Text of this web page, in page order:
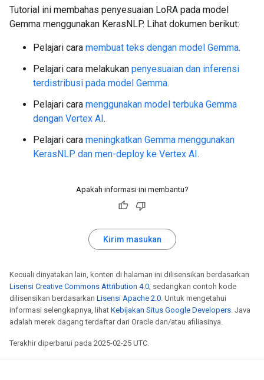
Tutorial ini membahas penyesuaian LoRA pada model
Gemma menggunakan KerasNLP. Lihat dokumen berikut:
Pelajari cara membuat teks dengan model Gemma.
Pelajari cara melakukan penyesuaian dan inferensi
terdistribusi pada model Gemma.
Pelajari cara menggunakan model terbuka Gemma
dengan Vertex AI.
Pelajari cara meningkatkan Gemma menggunakan
KerasNLP dan men-deploy ke Vertex AI.
Apakah informasi ini membantu?
Kirim masukan
Kecuali dinyatakan lain, konten di halaman ini dilisensikan berdasarkan
Lisensi Creative Commons Attribution 4.0, sedangkan contoh kode
dilisensikan berdasarkan Lisensi Apache 2.0. Untuk mengetahui
informasi selengkapnya, lihat Kebijakan Situs Google Developers. Java
adalah merek dagang terdaftar dari Oracle dan/atau afiliasinya.
Terakhir diperbarui pada 2025-02-25 UTC.